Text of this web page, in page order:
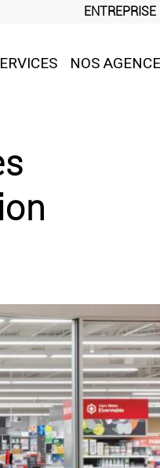
ENTREPRISE
NOS